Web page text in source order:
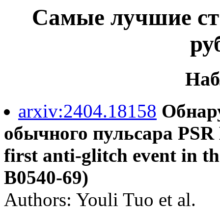
Самые лучшие
arxiv:2404.18158
обычного пульсара
first anti-glitch event in
B0540-69)
Authors: Youli Tuo et al.